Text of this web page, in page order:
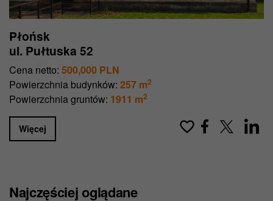
Płońsk
ul. Pułtuska 52
Cena netto: 500,000 PLN
Powierzchnia budynków: 257 m2
Powierzchnia gruntów: 1911 m2
Więcej
Najczęściej oglądane